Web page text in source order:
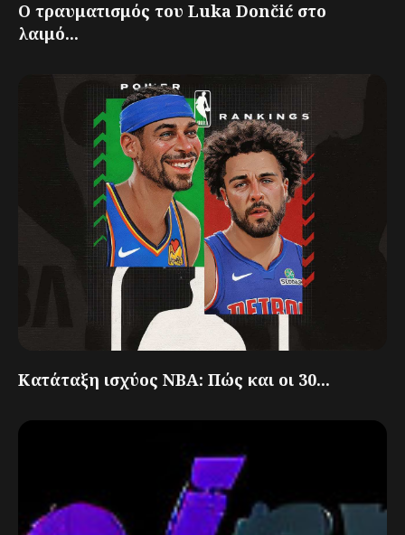
Ο τραυματισμός του Luka Dončić στο
λαιμό...
Κατάταξη ισχύος NBA: Πώς και οι 30...